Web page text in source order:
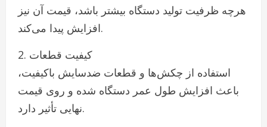
هرچه ظرفیت تولید دستگاه بیشتر باشد، قیمت آن نیز
افزایش پیدا می‌کند.
2. کیفیت قطعات
استفاده از چکش‌ها و قطعات ضدسایش باکیفیت،
باعث افزایش طول عمر دستگاه شده و روی قیمت
نهایی تأثیر دارد.